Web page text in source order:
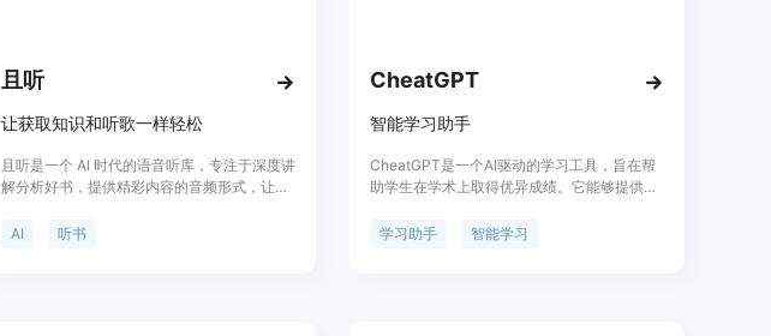
且听
让获取知识和听歌一样轻松
且听是一个 AI 时代的语音听库，专注于深度讲
解分析好书，提供精彩内容的音频形式，让用
者。
AI 听书
CheatGPT
智能学习助手
CheatGPT是一个AI驱动的学习工具，旨在帮
助学生在学术上取得优异成绩。它能够提供即
译、语法纠错等功能。利用GPT-4的强大能
学习助手 智能学习